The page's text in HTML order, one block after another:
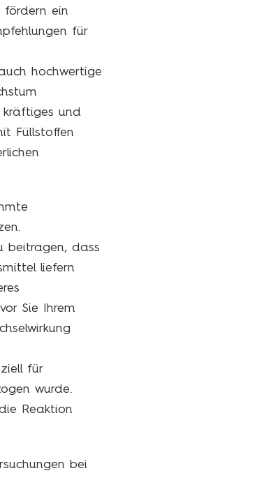
fördern ein
für
hochwertige
kräftiges und
Füllstoffen
beitragen, dass
liefern
Sie Ihrem
für
wurde.
Reaktion
bei